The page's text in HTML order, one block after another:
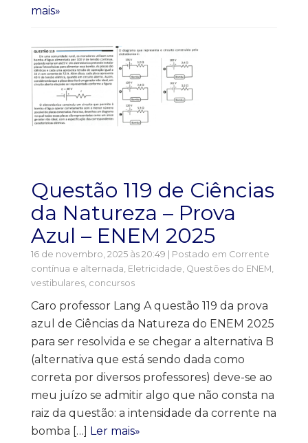
mais»
Questão 119 de Ciências
da Natureza – Prova
Azul – ENEM 2025
16 de novembro, 2025 às 20:49 | Postado em Corrente
contínua e alternada Eletricidade Questões do ENEM,
vestibulares, concursos
Caro professor Lang A questão 119 da prova
azul de Ciências da Natureza do ENEM 2025
para ser resolvida e se chegar a alternativa B
(alternativa que está sendo dada como
correta por diversos professores) deve-se ao
meu juízo se admitir algo que não consta na
raiz da questão: a intensidade da corrente na
bomba […] Ler mais»